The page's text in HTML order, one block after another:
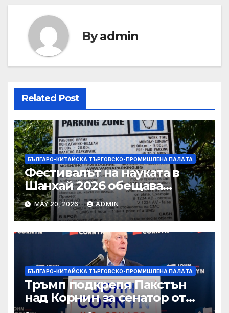
Byadmin
Related Post
БЪЛГАРО-КИТАЙСКА ТЪРГОВСКО-ПРОМИШЛЕНА ПАЛAТА
Фестивалът на науката в
Шанхай 2026 обещава
вълнуващи научно-
технологични иновации
MAY 20, 2026 ADMIN
БЪЛГАРО-КИТАЙСКА ТЪРГОВСКО-ПРОМИШЛЕНА ПАЛAТА
Тръмп подкрепя Пакстън
над Корнин за сенатор от